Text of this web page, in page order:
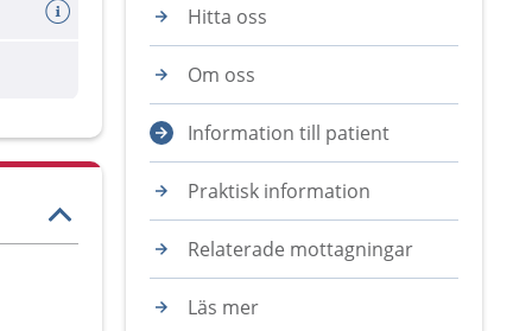
Hitta oss
Om oss
Information till patient
Praktisk information
Relaterade mottagningar
Läs mer